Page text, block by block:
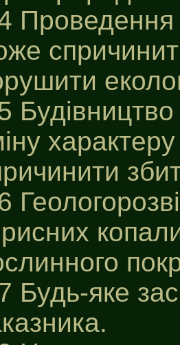
Проведення
Будь-яке